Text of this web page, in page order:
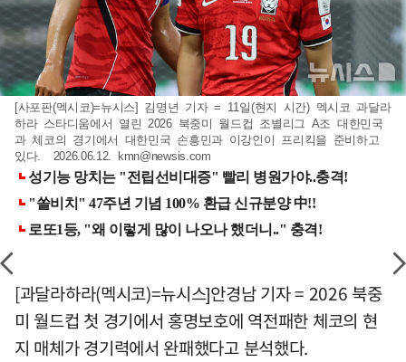
[사포판(멕시코)=뉴시스] 김명년 기자 = 11일(현지 시간) 멕시코 과달라
하라 스타디움에서 열린 2026 북중미 월드컵 조별리그 A조 대한민국
과 체코의 경기에서 대한민국 손흥민과 이강인이 프리킥을 준비하고
있다. 2026.06.12.
kmn@newsis.com
[과달라하라(멕시코)=뉴시스]안경남 기자 = 2026 북중
미 월드컵 첫 경기에서 홍명보호에 역전패한 체코의 현
지 매체가 경기력에서 완패했다고 분석했다.